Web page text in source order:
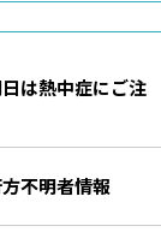
は熱中症にご注
不明者情報